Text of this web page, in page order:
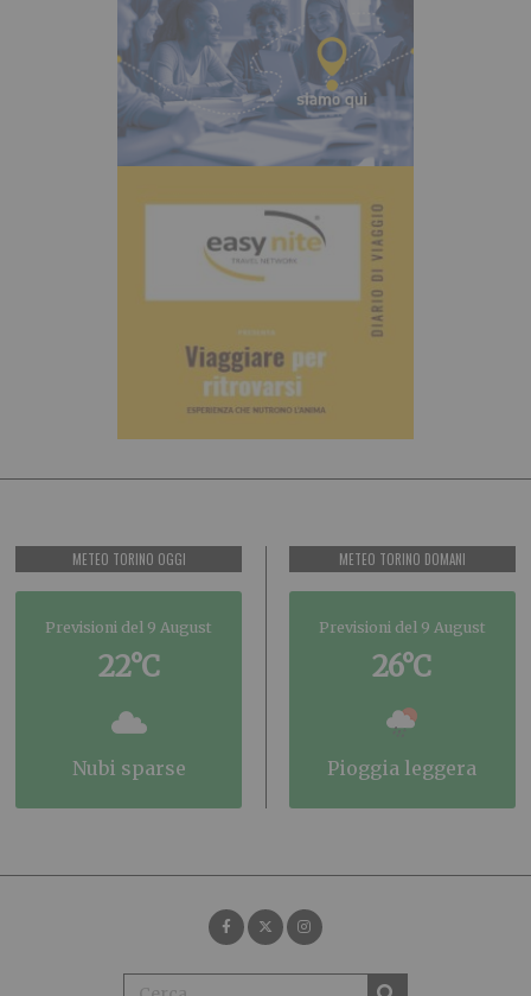
METEO TORINO OGGI
Previsioni del 9 August
22°C
nubi sparse
METEO TORINO DOMANI
Previsioni del 9 August
26°C
pioggia leggera